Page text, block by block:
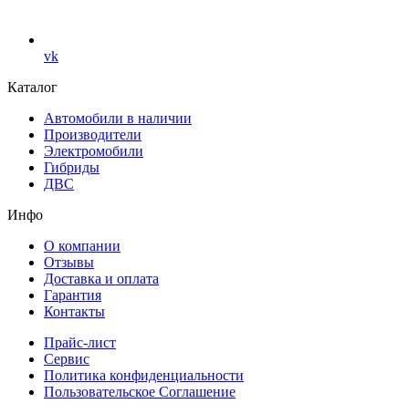
vk
Каталог
Автомобили в наличии
Производители
Электромобили
Гибриды
ДВС
Инфо
О компании
Отзывы
Доставка и оплата
Гарантия
Контакты
Прайс-лист
Сервис
Политика конфиденциальности
Пользовательское Соглашение